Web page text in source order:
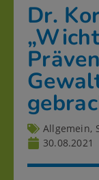
Dr.
Allgemein,
30.08.2021